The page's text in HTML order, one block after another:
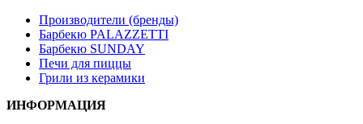
Производители (бренды)
Барбекю PALAZZETTI
Барбекю SUNDAY
Печи для пиццы
Грили из керамики
ИНФОРМАЦИЯ